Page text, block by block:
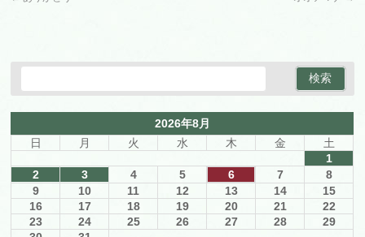
2026年8月
日
月 火 水 木 金
土
1
2
3 4 5 6 7
8
9
10 11 12 13 14
15
16
17 18 19 20 21
22
23
24 25 26 27 28
29